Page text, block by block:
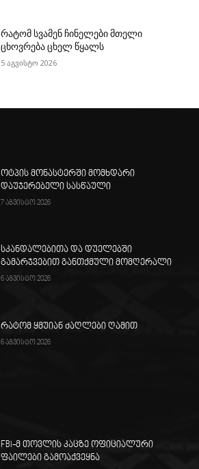
რატომ სვამენ ჩინელები მთელი
ცხოვრება ცხელ წყალს
5 აგვისტო 2026
ოტპის მონასტერში მომხდარი
დაუჯერებელი სასწაული
7 აგვისტო 2026
სკანდალებითა და დუელებში
გამარჯვებით განთქმული მომღერალი
6 აგვისტო 2026
რატომ ყმუიან ძაღლები ღამით
6 აგვისტო 2026
FBI-მ თოვლის კაცზე ოფიციალური
ფაილები გამოაქვეყნა